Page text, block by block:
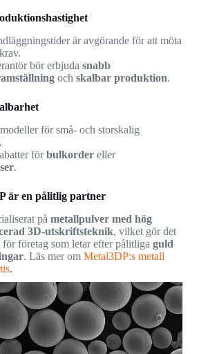
är avgörande för att möta
bör erbjuda snabb
och skalbar produktion.
för små- och storskalig
förbulkordereller
.
är en pålitlig partner
på metallpulver med hög
3D-utskriftsteknik, vilket gör det
företag som letar efter pålitliga guld
. Läs mer om Metal3DP:s metall
.